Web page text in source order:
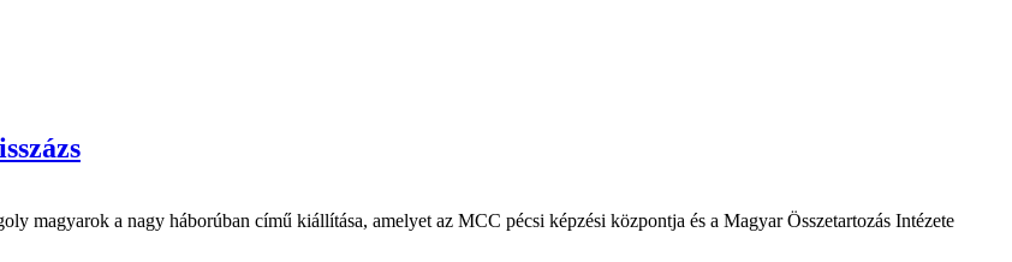
magyarok a nagy háborúban című kiállítása, amelyet az MCC pécsi képzési központja és a Magyar Összetartozás Intézete